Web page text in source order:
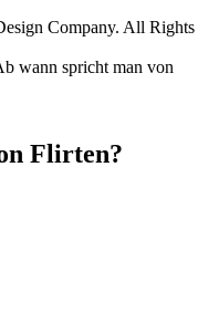
Company. All Rights
wann spricht man von
Flirten?